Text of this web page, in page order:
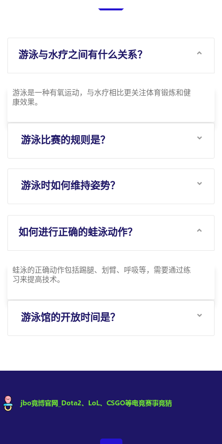
游泳与水疗之间有什么关系？
游泳是一种有氧运动，与水疗相比更关注体育锻炼和健
康效果。
游泳比赛的规则是？
游泳时如何维持姿势？
如何进行正确的蛙泳动作？
蛙泳的正确动作包括踢腿、划臂、呼吸等，需要通过练
习来提高技术。
游泳馆的开放时间是？